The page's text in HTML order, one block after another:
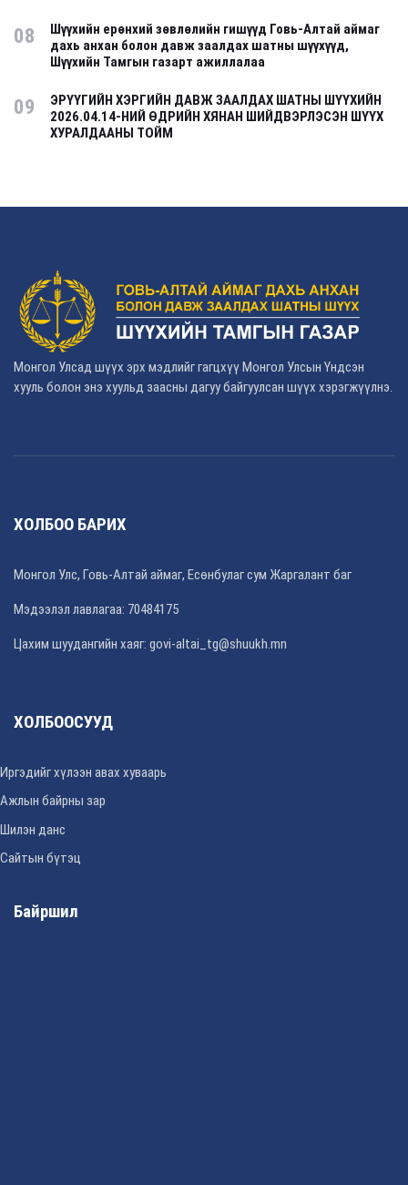
08
Шүүхийн ерөнхий зөвлөлийн гишүүд Говь-Алтай аймаг
дахь анхан болон давж заалдах шатны шүүхүүд,
Шүүхийн Тамгын газарт ажиллалаа
09
ЭРҮҮГИЙН ХЭРГИЙН ДАВЖ ЗААЛДАХ ШАТНЫ ШҮҮХИЙН
2026.04.14-НИЙ ӨДРИЙН ХЯНАН ШИЙДВЭРЛЭСЭН ШҮҮХ
ХУРАЛДААНЫ ТОЙМ
Монгол Улсад шүүх эрх мэдлийг гагцхүү Монгол Улсын Үндсэн
хууль болон энэ хуульд заасны дагуу байгуулсан шүүх хэрэгжүүлнэ.
ХОЛБОО БАРИХ
Монгол Улс, Говь-Алтай аймаг, Есөнбулаг сум Жаргалант баг
Мэдээлэл лавлагаа: 70484175
Цахим шуудангийн хаяг: govi-altai_tg@shuukh.mn
ХОЛБООСУУД
Иргэдийг хүлээн авах хуваарь
Ажлын байрны зар
Шилэн данс
Сайтын бүтэц
Байршил